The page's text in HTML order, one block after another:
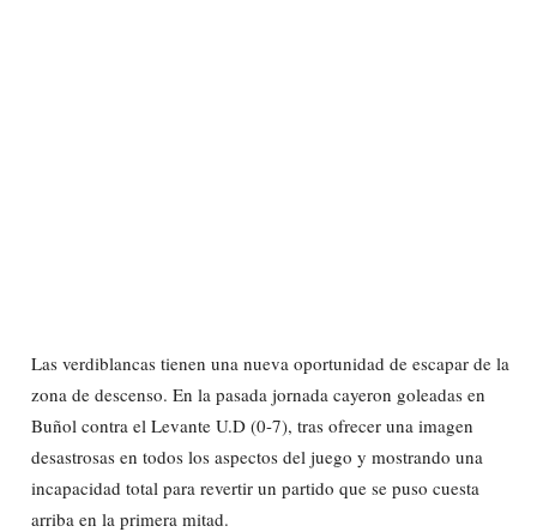
Las verdiblancas tienen una nueva oportunidad de escapar de la
zona de descenso. En la pasada jornada cayeron goleadas en
Buñol contra el Levante U.D (0-7), tras ofrecer una imagen
desastrosas en todos los aspectos del juego y mostrando una
incapacidad total para revertir un partido que se puso cuesta
arriba en la primera mitad.